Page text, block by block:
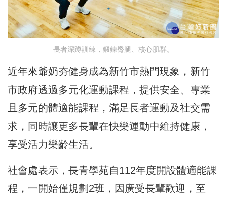
長者深蹲訓練，鍛鍊臀腿、核心肌群。
近年來爺奶夯健身成為新竹市熱門現象，新竹
市政府透過多元化運動課程，提供安全、專業
且多元的體適能課程，滿足長者運動及社交需
求，同時讓更多長輩在快樂運動中維持健康，
享受活力樂齡生活。
社會處表示，長青學苑自112年度開設體適能課
程，一開始僅規劃2班，因廣受長輩歡迎，至